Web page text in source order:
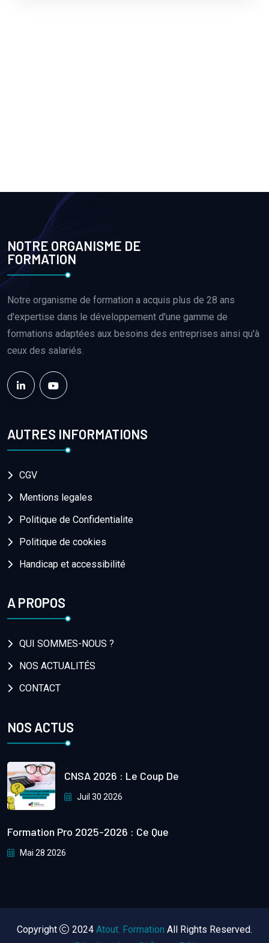
NOTRE ORGANISME DE
FORMATION
Notre organisme de formation a acquis plus de 28 ans
d'expertise dans le développement d'une gamme de
formations adaptées aux besoins des entreprises ainsi qu'à
ceux des salariés.
AUTRES INFORMATIONS
CGV
Mentions legales
Politique de Confidentialite
Politique de cookies
Handicap et accessibilité
A PROPOS
QUI SOMMES-NOUS ?
NOS ACTUALITÉS
CONTACT
NOS ACTUS
CNSA 2026 : Le Coup De
Juil 30 2026
Formation Pro 2025-2026 : Ce Que
Mai 28 2026
Copyright 2024 Atout. Formation All Rights Reserved.